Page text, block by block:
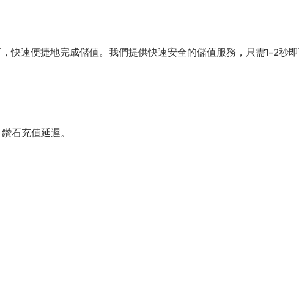
快速便捷地完成儲值。我們提供快速安全的儲值服務，只需1-2秒
石充值延遲。